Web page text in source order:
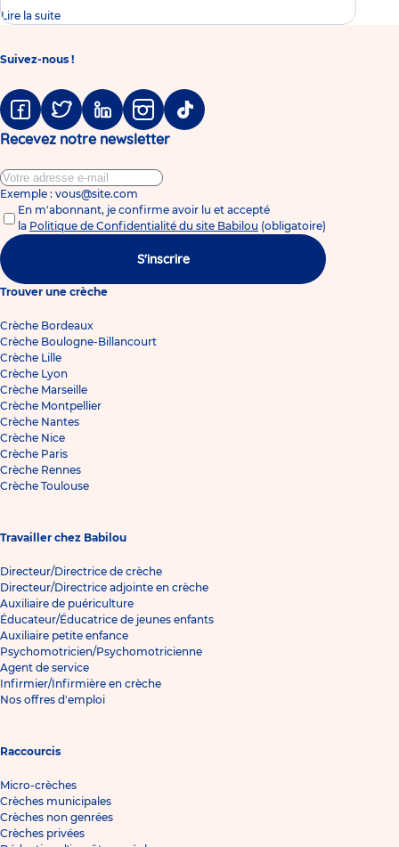
Lire la suite
Suivez-nous !
FacebookTwitter LinkedinInstagramTiktok
Recevez notre newsletter
Exemple : vous@site.com
En m'abonnant, je confirme avoir lu et accepté
la Politique de Confidentialité du site Babilou (obligatoire)
S'inscrire
Trouver une crèche
Crèche Bordeaux
Crèche Boulogne-Billancourt
Crèche Lille
Crèche Lyon
Crèche Marseille
Crèche Montpellier
Crèche Nantes
Crèche Nice
Crèche Paris
Crèche Rennes
Crèche Toulouse
Travailler chez Babilou
Directeur/Directrice de crèche
Directeur/Directrice adjointe en crèche
Auxiliaire de puériculture
Éducateur/Éducatrice de jeunes enfants
Auxiliaire petite enfance
Psychomotricien/Psychomotricienne
Agent de service
Infirmier/Infirmière en crèche
Nos offres d'emploi
Raccourcis
Micro-crèches
Crèches municipales
Crèches non genrées
Crèches privées